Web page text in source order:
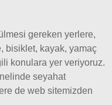
gereken yerlere,
bisiklet, kayak, yamaç
konulara yer veriyoruz.
seyahat
de web sitemizden